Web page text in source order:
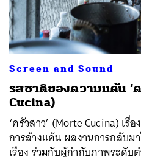
Screen and Sound
รสชาติของความแค้น ‘
Cucina)
‘ครัวสาว’ (Morte Cucina) เ
การล้างแค้น ผลงานการกลับม
เรือง ร่วมกับผู้กำกับภาพระดับ